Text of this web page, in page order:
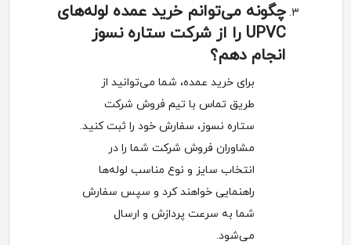
چگونه می‌توانم خرید عمده لوله‌های
UPVC را از شرکت ستاره نسوز
انجام دهم؟
برای خرید عمده، شما می‌توانید از
طریق تماس با تیم فروش شرکت
ستاره نسوز، سفارش خود را ثبت کنید.
مشاوران فروش شرکت شما را در
انتخاب سایز و نوع مناسب لوله‌ها
راهنمایی خواهند کرد و سپس سفارش
شما به سرعت پردازش و ارسال
می‌شود.